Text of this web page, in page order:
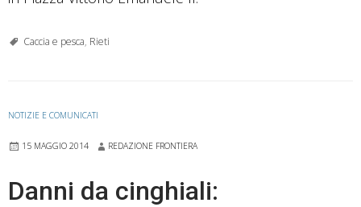
Caccia e pesca, Rieti
NOTIZIE E COMUNICATI
15 MAGGIO 2014 REDAZIONE FRONTIERA
Danni da cinghiali: